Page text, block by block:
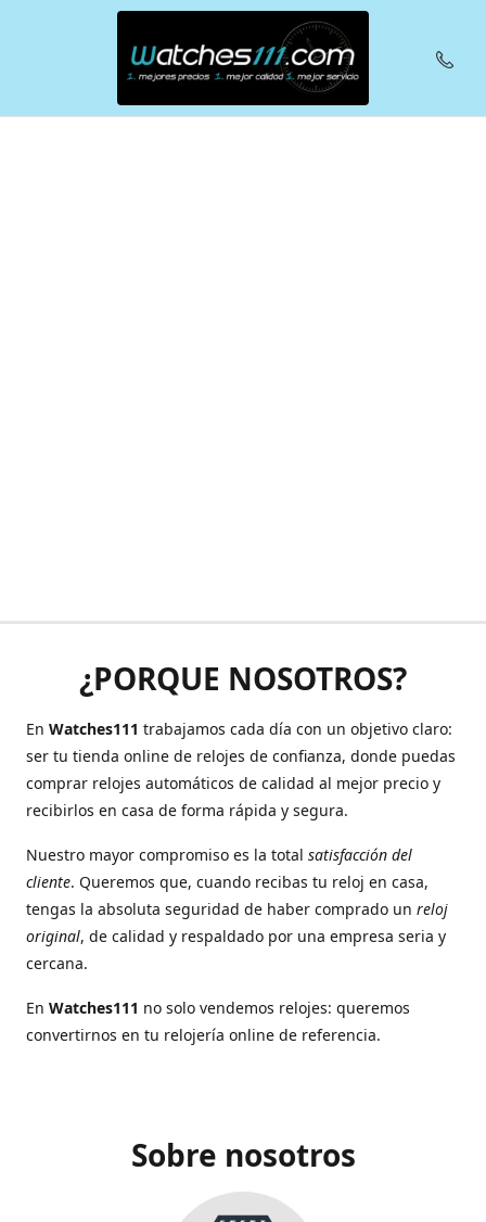
¿PORQUE NOSOTROS?
En Watches111 trabajamos cada día con un objetivo claro:
ser tu tienda online de relojes de confianza, donde puedas
comprar relojes automáticos de calidad al mejor precio y
recibirlos en casa de forma rápida y segura.
Nuestro mayor compromiso es la total satisfacción del
cliente. Queremos que, cuando recibas tu reloj en casa,
tengas la absoluta seguridad de haber comprado un reloj
original, de calidad y respaldado por una empresa seria y
cercana.
En Watches111 no solo vendemos relojes: queremos
convertirnos en tu relojería online de referencia.
Sobre nosotros